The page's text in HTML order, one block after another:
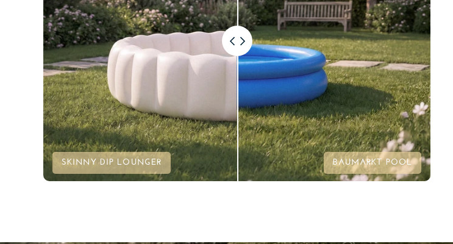
SKINNY DIP LOUNGER BAUMARKT POOL